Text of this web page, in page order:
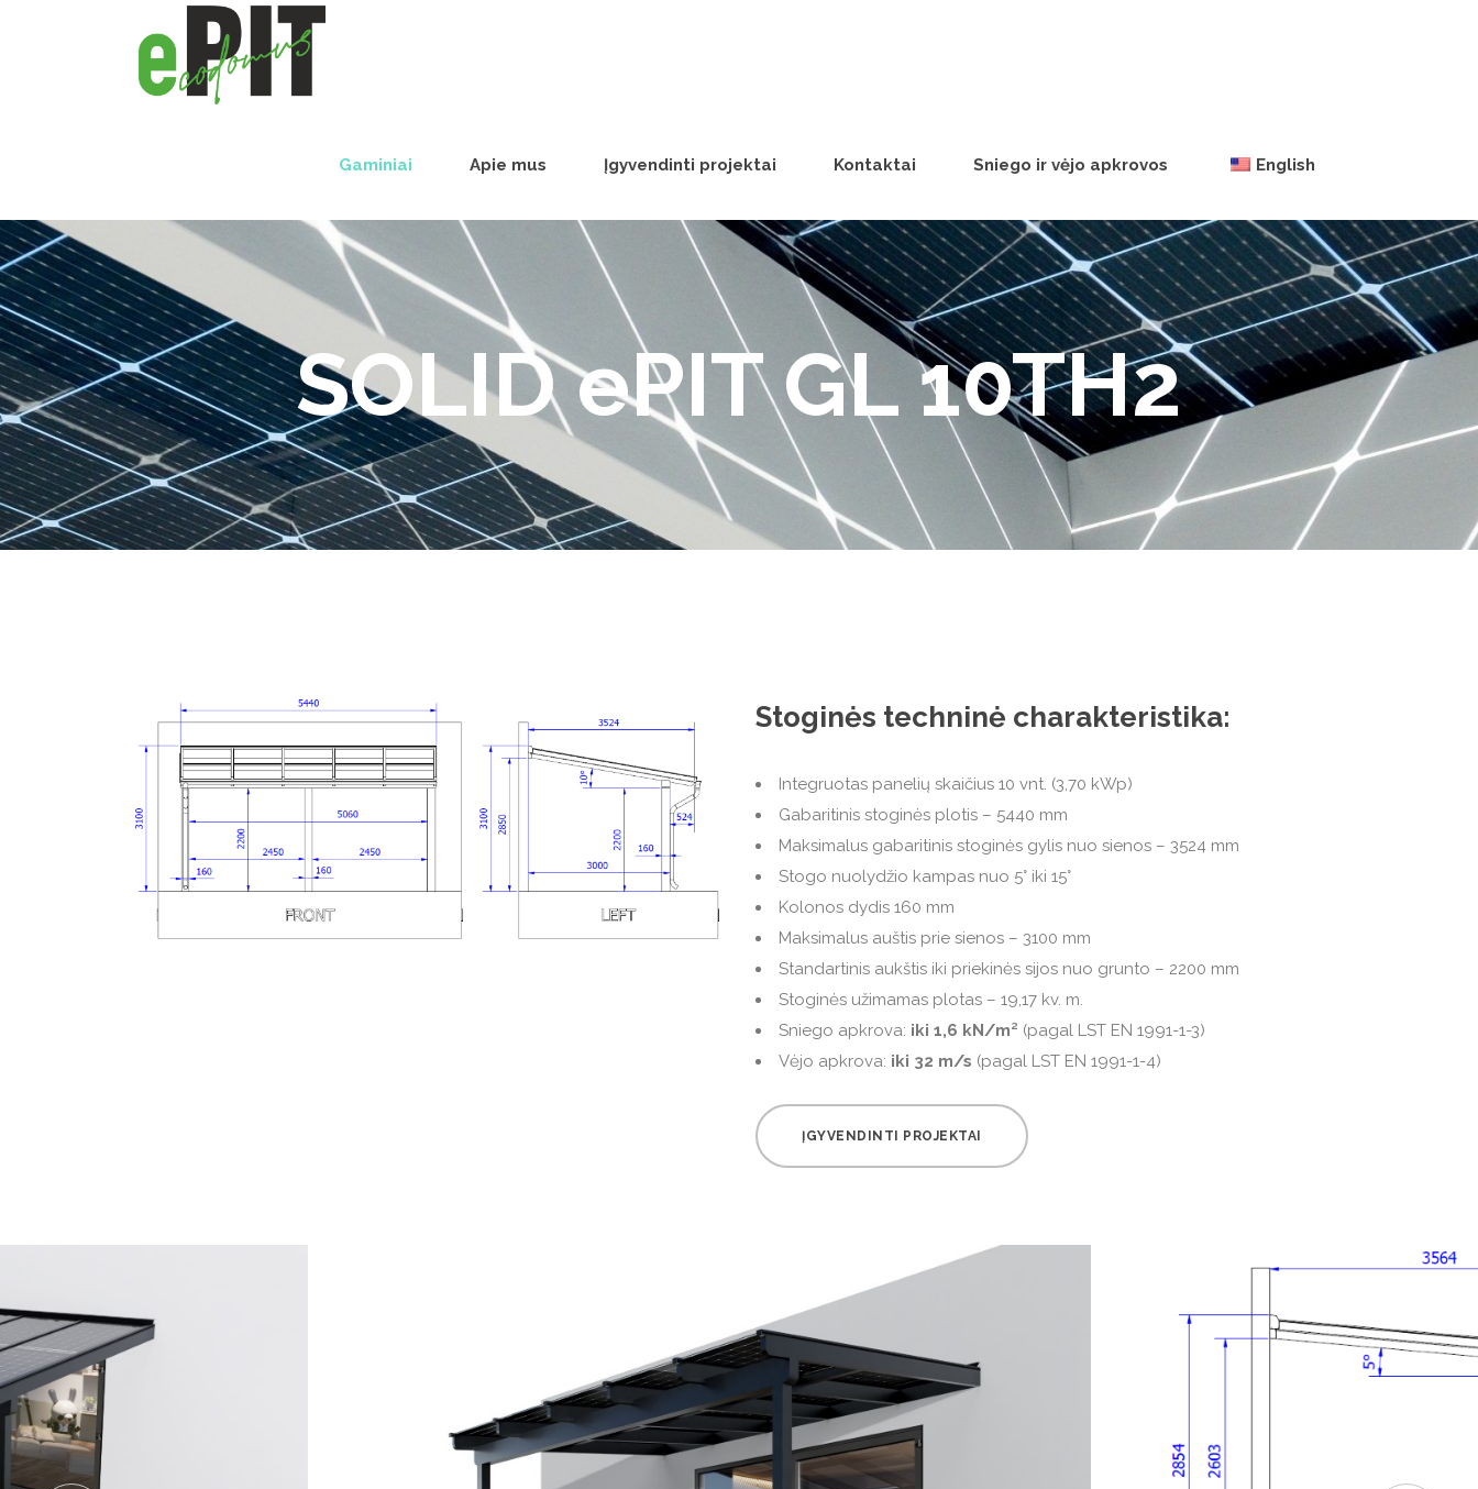
Gaminiai Apie mus Įgyvendinti projektai Kontaktai Sniego ir vėjo apkrovos English
SOLID ePIT GL 10TH2
Stoginės techninė charakteristika:
Integruotas panelių skaičius 10 vnt. (3,70 kWp)
Gabaritinis stoginės plotis – 5440 mm
Maksimalus gabaritinis stoginės gylis nuo sienos – 3524 mm
Stogo nuolydžio kampas nuo 5° iki 15°
Kolonos dydis 160 mm
Maksimalus auštis prie sienos – 3100 mm
Standartinis aukštis iki priekinės sijos nuo grunto – 2200 mm
Stoginės užimamas plotas – 19,17 kv. m.
Sniego apkrova: iki 1,6 kN/m² (pagal LST EN 1991-1-3)
Vėjo apkrova: iki 32 m/s (pagal LST EN 1991-1-4)
ĮGYVENDINTI PROJEKTAI